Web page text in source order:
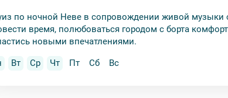
по ночной Неве в сопровождении живой музыки
время, полюбоваться городом с борта
новыми впечатлениями.
Вт Ср Чт Пт Сб Вс